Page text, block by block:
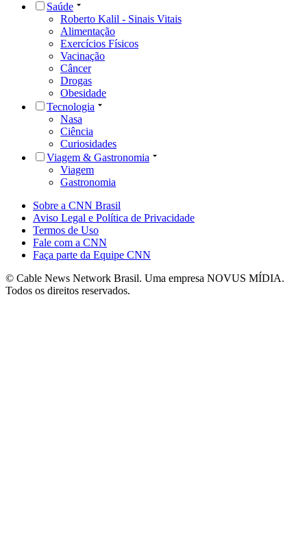
Saúde
Roberto Kalil - Sinais Vitais
Alimentação
Exercícios Físicos
Vacinação
Câncer
Drogas
Obesidade
Tecnologia
Nasa
Ciência
Curiosidades
Viagem & Gastronomia
Viagem
Gastronomia
Sobre a CNN Brasil
Aviso Legal e Política de Privacidade
Termos de Uso
Fale com a CNN
Faça parte da Equipe CNN
© Cable News Network Brasil. Uma empresa NOVUS MÍDIA.
Todos os direitos reservados.